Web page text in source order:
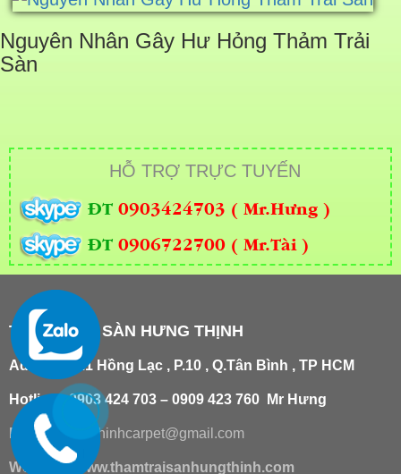
Nguyên Nhân Gây Hư Hỏng Thảm Trải
Sàn
HỖ TRỢ TRỰC TUYẾN
ĐT 0903424703 ( Mr.Hưng )
ĐT 0906722700 ( Mr.Tài )
THẢM TRẢI SÀN HƯNG THỊNH
Add : 181/21 Hồng Lạc , P.10 , Q.Tân Bình , TP HCM
Hotline : 0903 424 703 – 0909 423 760 Mr Hưng
Email : hungthinhcarpet@gmail.com
Website: www.thamtraisanhungthinh.com